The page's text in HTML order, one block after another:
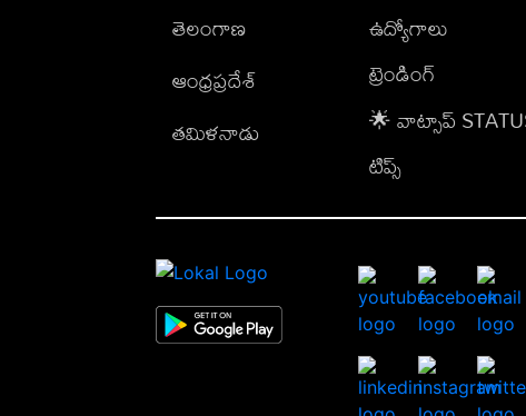
తెలంగాణ
ఆంధ్రప్రదేశ్
తమిళనాడు
ఉద్యోగాలు
ట్రెండింగ్
🌟 వాట్సాప్
టిప్స్